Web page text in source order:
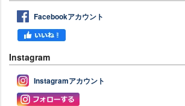
Facebookアカウント
Instagram
Instagramアカウント